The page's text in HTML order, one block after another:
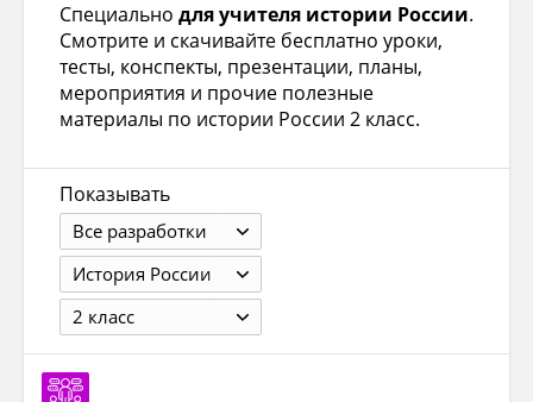
Специально для учителя истории России.
Смотрите и скачивайте бесплатно уроки,
тесты, конспекты, презентации, планы,
мероприятия и прочие полезные
материалы по истории России 2 класс.
Показывать
Все разработки
История России
2 класс